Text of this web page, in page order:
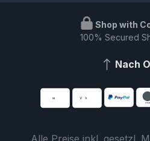
Shop with
100% Secured
Nach